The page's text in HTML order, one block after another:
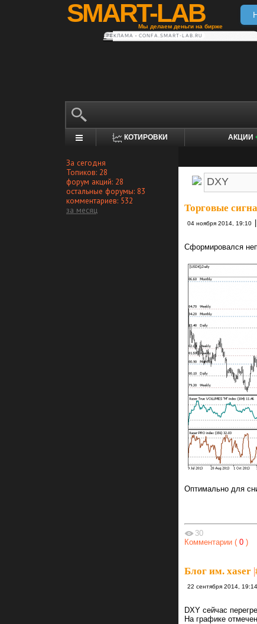
SMART-LAB
Мы делаем деньги на бирже
РЕКЛАМА • CONFA.SMART-LAB.RU
КОТИРОВКИ АКЦИИ
За сегодня
Топиков: 28
форум акций: 28
остальные форумы: 83
комментариев: 532
за месяц
Торговые
04 ноября 2014, 19:10
Сформировался
Оптимально для
30
Комментарии ( 0 )
Блог им. xaser |
22 сентября 2014, 19:14
DXY сейчас
На графике